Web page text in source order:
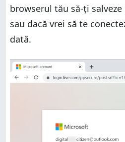
browserul tău să-ți
sau dacă vrei să te
dată.